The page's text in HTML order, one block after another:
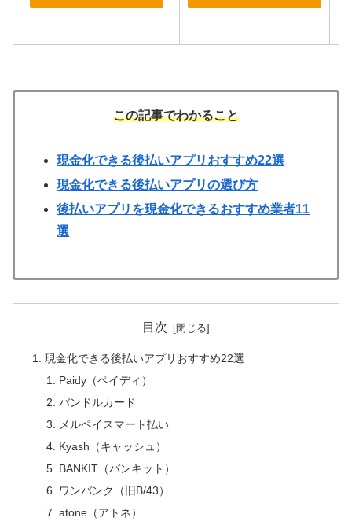
この記事でわかること
現金化できる後払いアプリおすすめ22選
現金化できる後払いアプリの選び方
後払いアプリを現金化できるおすすめ業者11
選
目次
現金化できる後払いアプリおすすめ22選
Paidy（ペイディ）
バンドルカード
メルペイスマート払い
Kyash（キャッシュ）
BANKIT（バンキット）
ワンバンク（旧B/43）
atone（アトネ）